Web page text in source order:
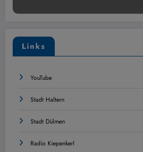
Links
YouTube
Stadt Haltern
Stadt Dülmen
Radio Kiepenkerl